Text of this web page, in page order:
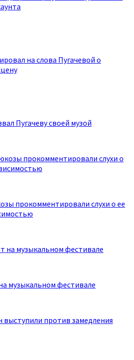
на слова Пугачевой о
Пугачеву своей музой
прокомментировали слухи о ее
музыкальном фестивале